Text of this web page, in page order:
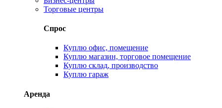
Торговые центры
Спрос
Куплю офис, помещение
Куплю магазин, торговое помещение
Куплю склад, производство
Куплю гараж
Аренда